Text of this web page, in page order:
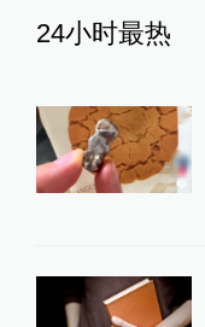
24小时最热